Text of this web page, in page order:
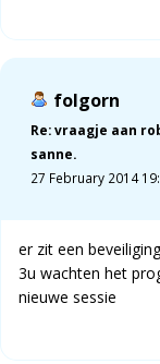
folgorn
Re: vraagje aan
sanne.
27 February 2014
er zit een
3u wachten het
nieuwe sessie